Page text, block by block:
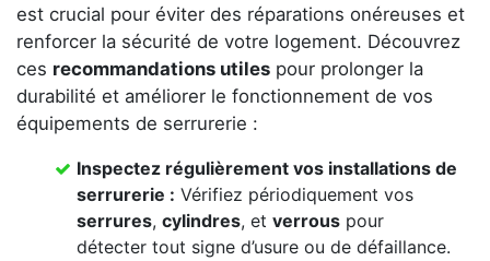
est crucial pour éviter des réparations onéreuses et
renforcer la sécurité de votre logement. Découvrez
ces recommandations utiles pour prolonger la
durabilité et améliorer le fonctionnement de vos
équipements de serrurerie :
Inspectez régulièrement vos installations de
serrurerie : Vérifiez périodiquement vos
serrures, cylindres, et verrous pour
détecter tout signe d’usure ou de défaillance.